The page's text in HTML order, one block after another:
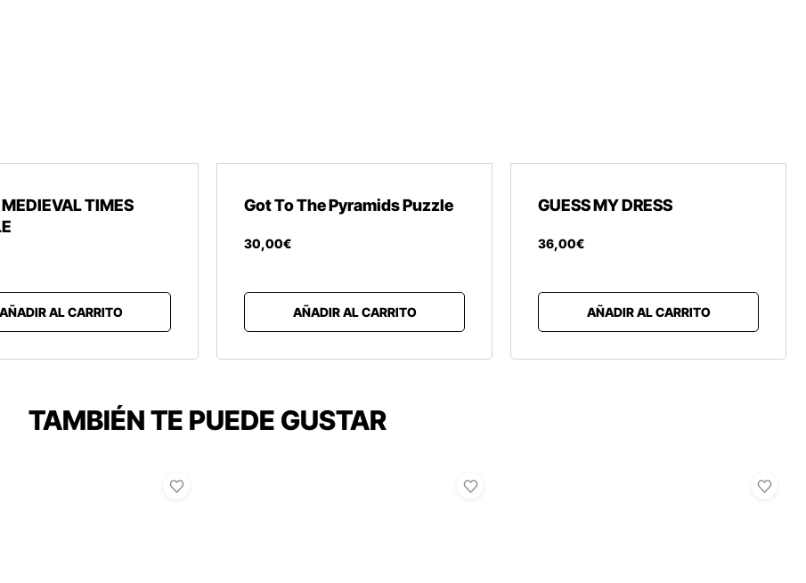
TIMES
AÑADIR AL CARRITO
Got To The Pyramids Puzzle
30,00€
AÑADIR AL CARRITO
GUESS MY DRESS
36,00€
AÑADIR AL CARRITO
TAMBIÉN TE PUEDE GUSTAR